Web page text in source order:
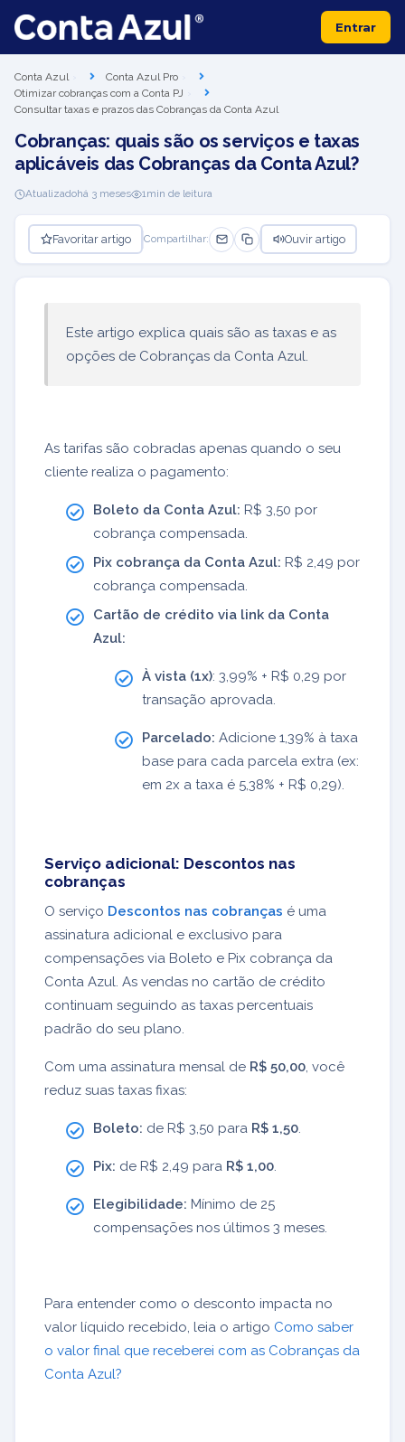
Entrar
Conta Azul
Conta Azul Pro
Otimizar cobranças com a Conta PJ
Consultar taxas e prazos das Cobranças da Conta Azul
Cobranças: quais são os serviços e taxas
aplicáveis das Cobranças da Conta Azul?
Atualizadohá 3 meses 1min de leitura
Favoritar artigo Compartilhar: Ouvir artigo
Este artigo explica quais são as taxas e as
opções de Cobranças da Conta Azul.
As tarifas são cobradas apenas quando o seu
cliente realiza o pagamento:
Boleto da Conta Azul: R$ 3,50 por
cobrança compensada.
Pix cobrança da Conta Azul: R$ 2,49 por
cobrança compensada.
Cartão de crédito via link da Conta
Azul:
À vista (1x): 3,99% + R$ 0,29 por
transação aprovada.
Parcelado: Adicione 1,39% à taxa
base para cada parcela extra (ex:
em 2x a taxa é 5,38% + R$ 0,29).
Serviço adicional: Descontos nas
cobranças
O serviço Descontos nas cobranças é uma
assinatura adicional e exclusivo para
compensações via Boleto e Pix cobrança da
Conta Azul. As vendas no cartão de crédito
continuam seguindo as taxas percentuais
padrão do seu plano.
Com uma assinatura mensal de R$ 50,00 , você
reduz suas taxas fixas:
Boleto: de R$ 3,50 para R$ 1,50
Pix: de R$ 2,49 para R$ 1,00
Elegibilidade: Mínimo de 25
compensações nos últimos 3 meses.
Para entender como o desconto impacta no
valor líquido recebido, leia o artigo Como saber
o valor final que receberei com as Cobranças da
Conta Azul?